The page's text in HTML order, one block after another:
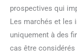
prospectives qui
Les marchés et les
uniquement à des
cas être considérés